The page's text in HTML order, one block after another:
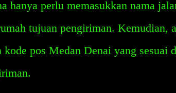
hanya perlu memasukkan nama
tujuan pengiriman. Kemudian,
kode pos Medan Denai yang sesuai